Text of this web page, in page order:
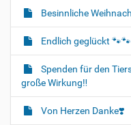
Besinnliche
Endlich geglückt
Spenden für den
große Wirkung‼️
Von Herzen Danke❣️